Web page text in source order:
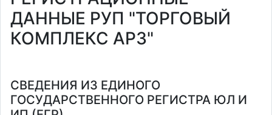
ДАННЫЕ РУП "ТОРГОВЫЙ
КОМПЛЕКС АРЗ"
СВЕДЕНИЯ ИЗ ЕДИНОГО
ГОСУДАРСТВЕННОГО РЕГИСТРА ЮЛ И